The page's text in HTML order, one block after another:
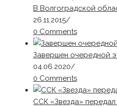
В Волгоградской
26.11.2015/
0 Comments
Завершен очередной
04.06.2020/
0 Comments
ССК «Звезда»